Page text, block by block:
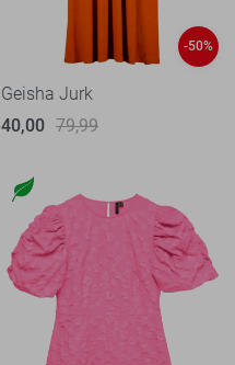
-50%
Geisha Jurk
40,00 79,99